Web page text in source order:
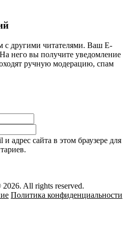
с другими читателями. Ваш E-
него вы получите уведомление
ручную модерацию, спам
адрес сайта в этом браузере для
All rights reserved.
Политика конфиденциальности